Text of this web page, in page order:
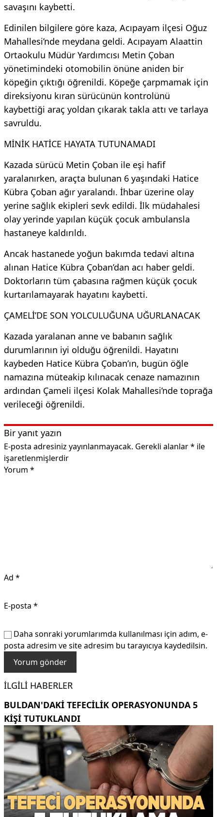
savaşını kaybetti.
Edinilen bilgilere göre kaza, Acıpayam ilçesi Oğuz
Mahallesi’nde meydana geldi. Acıpayam Alaattin
Ortaokulu Müdür Yardımcısı Metin Çoban
yönetimindeki otomobilin önüne aniden bir
köpeğin çıktığı öğrenildi. Köpeğe çarpmamak için
direksiyonu kıran sürücünün kontrolünü
kaybettiği araç yoldan çıkarak takla attı ve tarlaya
savruldu.
MİNİK HATİCE HAYATA TUTUNAMADI
Kazada sürücü Metin Çoban ile eşi hafif
yaralanırken, araçta bulunan 6 yaşındaki Hatice
Kübra Çoban ağır yaralandı. İhbar üzerine olay
yerine sağlık ekipleri sevk edildi. İlk müdahalesi
olay yerinde yapılan küçük çocuk ambulansla
hastaneye kaldırıldı.
Ancak hastanede yoğun bakımda tedavi altına
alınan Hatice Kübra Çoban’dan acı haber geldi.
Doktorların tüm çabasına rağmen küçük çocuk
kurtarılamayarak hayatını kaybetti.
ÇAMELİ’DE SON YOLCULUĞUNA UĞURLANACAK
Kazada yaralanan anne ve babanın sağlık
durumlarının iyi olduğu öğrenildi. Hayatını
kaybeden Hatice Kübra Çoban’ın, bugün öğle
namazına müteakip kılınacak cenaze namazının
ardından Çameli ilçesi Kolak Mahallesi’nde toprağa
verileceği öğrenildi.
Bir yanıt yazın
E-posta adresiniz yayınlanmayacak. Gerekli alanlar* ile
işaretlenmişlerdir
Yorum *
Ad *
E-posta *
Daha sonraki yorumlarımda kullanılması için adım, e-
posta adresim ve site adresim bu tarayıcıya kaydedilsin.
İLGILI HABERLER
BULDAN'DAKI TEFECILIK OPERASYONUNDA 5
KIŞI TUTUKLANDI